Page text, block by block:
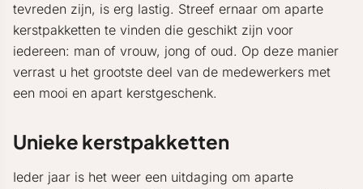
tevreden zijn, is erg lastig. Streef ernaar om aparte
kerstpakketten te vinden die geschikt zijn voor
iedereen: man of vrouw, jong of oud. Op deze manier
verrast u het grootste deel van de medewerkers met
een mooi en apart kerstgeschenk.
Unieke kerstpakketten
Ieder jaar is het weer een uitdaging om aparte